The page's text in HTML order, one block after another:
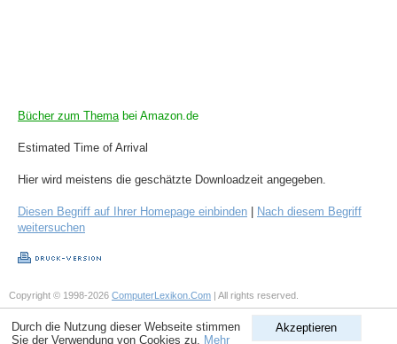
Bücher zum Themabei Amazon.de
Estimated Time of Arrival
Hier wird meistens die geschätzte Downloadzeit angegeben.
Diesen Begriff auf Ihrer Homepage einbinden
Nach diesem Begriff
weitersuchen
Akzeptieren
Durch die Nutzung dieser Webseite stimmen
Sie der Verwendung von Cookies zu. Mehr
Copyright © 1998-2026 ComputerLexikon.Com | All rights reserved.